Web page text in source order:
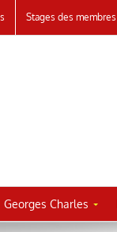
Stages des membres
Georges Charles